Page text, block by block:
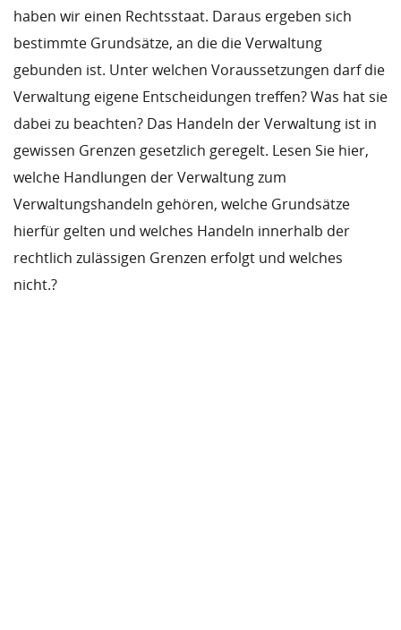
haben wir einen Rechtsstaat. Daraus ergeben sich
bestimmte Grundsätze, an die die Verwaltung
gebunden ist. Unter welchen Voraussetzungen darf die
Verwaltung eigene Entscheidungen treffen? Was hat sie
dabei zu beachten? Das Handeln der Verwaltung ist in
gewissen Grenzen gesetzlich geregelt. Lesen Sie hier,
welche Handlungen der Verwaltung zum
Verwaltungshandeln gehören, welche Grundsätze
hierfür gelten und welches Handeln innerhalb der
rechtlich zulässigen Grenzen erfolgt und welches
nicht.?